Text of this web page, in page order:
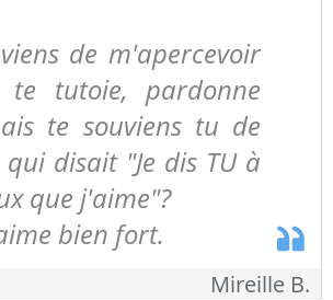
de m'apercevoir
tutoie, pardonne
te souviens tu de
disait "Je dis TU à
que j'aime"?
bien fort.
Mireille B.